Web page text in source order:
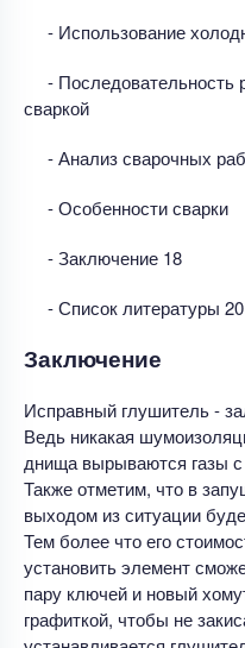
- Использование
- Последовательность
сваркой
- Анализ сварочных
- Особенности сварки
- Заключение 18
- Список литературы 20
Заключение
Исправный глушитель -
Ведь никакая
днища вырываются газы
Также отметим, что в
выходом из ситуации
Тем более что его
установить элемент
пару ключей и новый
графиткой, чтобы не